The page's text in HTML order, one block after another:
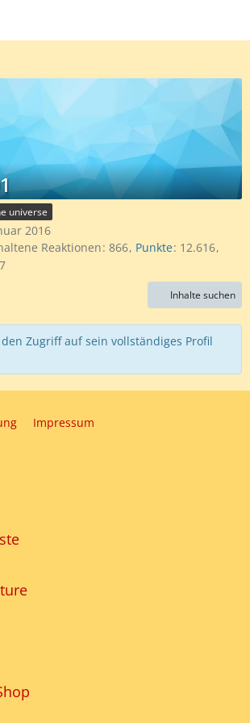
universe
2016
Reaktionen 866 Punkte 12.616
Inhalte suchen
Zugriff auf sein vollständiges Profil
Impressum